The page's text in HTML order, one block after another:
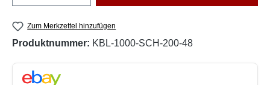
Zum Merkzettel hinzufügen
Produktnummer: KBL-1000-SCH-200-48